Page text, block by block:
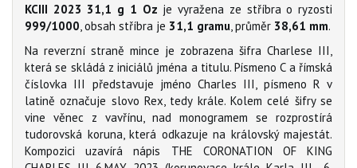
KCIII 2023 31,1 g 1 Oz je vyražena ze stříbra o ryzosti
999/1000 , obsah stříbra je 31,1 gramu , průměr 38,61 mm.
Na reverzní straně mince je zobrazena šifra Charlese III,
která se skládá z iniciálů jména a titulu. Písmeno C a římská
číslovka III představuje jméno Charles III, písmeno R v
latině označuje slovo Rex, tedy krále. Kolem celé šifry se
vine věnec z vavřínu, nad monogramem se rozprostírá
tudorovská koruna, která odkazuje na královský majestát.
Kompozici uzavírá nápis THE CORONATION OF KING